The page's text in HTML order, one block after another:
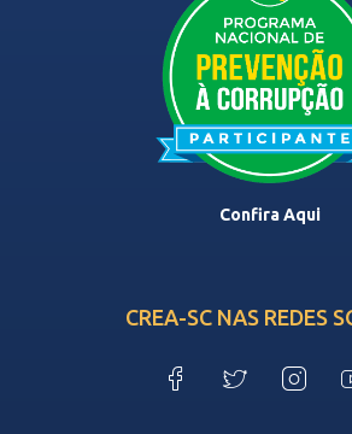
Confira Aqui
CREA-SC NAS REDES